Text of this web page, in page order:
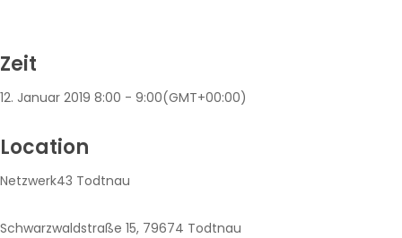
Zeit
12. Januar 2019 8:00 - 9:00(GMT+00:00)
Location
Netzwerk43 Todtnau
Schwarzwaldstraße 15, 79674 Todtnau